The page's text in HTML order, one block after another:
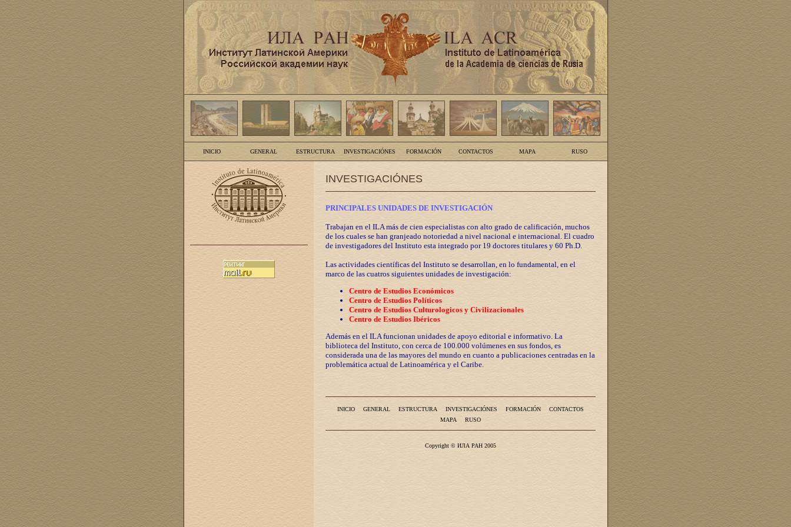
INICIO GENERAL ESTRUCTURA INVESTIGACIÓNES FORMACIÓN CONTACTOS MAPA RUSO
INVESTIGACIÓNES
PRINCIPALES UNIDADES DE INVESTIGACIÓN
Trabajan en el ILA más de cien especialistas con alto grado de calificación, muchos
de los cuales se han granjeado notoriedad a nivel nacional e internacional. El cuadro
de investigadores del Instituto esta integrado por 19 doctores titulares y 60 Ph.D.
Las actividades científicas del Instituto se desarrollan, en lo fundamental, en el
marco de las cuatros siguientes unidades de investigación:
Centro de Estudios Económicos
Centro de Estudios Políticos
Centro de Estudios Culturologicos y Civilizacionales
Centro de Estudios Ibéricos
Además en el ILA funcionan unidades de apoyo editorial e informativo. La
biblioteca del Instituto, con cerca de 100.000 volúmenes en sus fondos, es
considerada una de las mayores del mundo en cuanto a publicaciones centradas en la
problemática actual de Latinoamérica y el Caribe.
INICIO GENERAL ESTRUCTURA INVESTIGACIÓNES FORMACIÓN
CONTACTOS
MAPA
RUSO
Copyright © ИЛА РАН 2005